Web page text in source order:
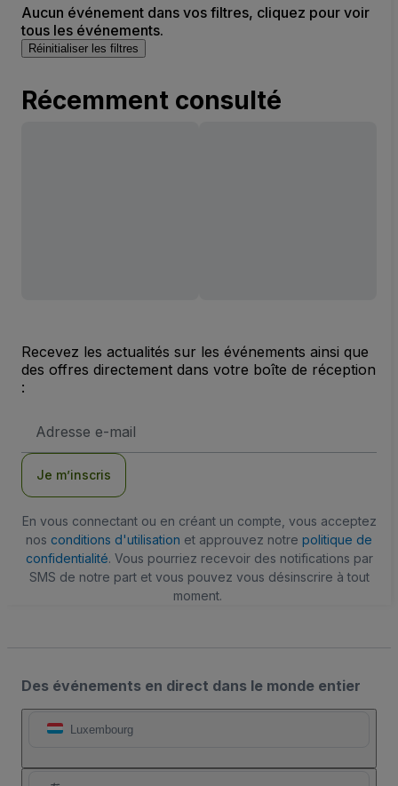
Aucun événement dans vos filtres, cliquez pour voir
tous les événements.
Réinitialiser les filtres
Récemment consulté
Recevez les actualités sur les événements ainsi que
des offres directement dans votre boîte de réception
:
e-
Je m’inscris
En vous connectant ou en créant un compte, vous acceptez
nos conditions d'utilisation et approuvez notre politique de
confidentialité. Vous pourriez recevoir des notifications par
SMS de notre part et vous pouvez vous désinscrire à tout
moment.
Des événements en direct dans le monde entier
Luxembourg